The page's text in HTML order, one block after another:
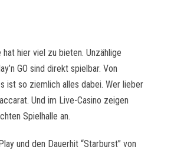
hier viel zu bieten. Unzählige
GO sind direkt spielbar. Von
ist so ziemlich alles dabei. Wer lieber
Und im Live-Casino zeigen
Spielhalle an.
und den Dauerhit “Starburst” von